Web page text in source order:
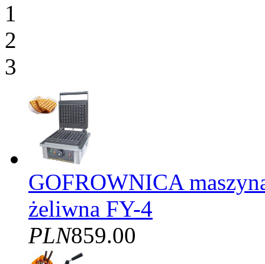
1
2
3
GOFROWNICA
żeliwna FY-4
PLN859.00